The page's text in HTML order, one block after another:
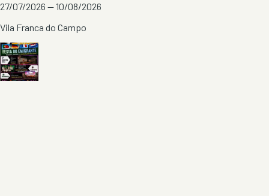
27/07/2026 — 10/08/2026
Vila Franca do Campo